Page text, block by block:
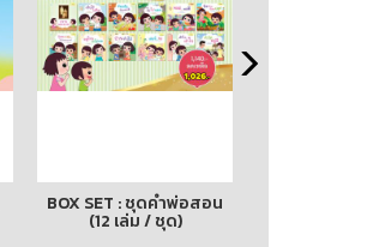
BOX SET : ชุดคำพ่อสอน
(12 เล่ม / ชุด)